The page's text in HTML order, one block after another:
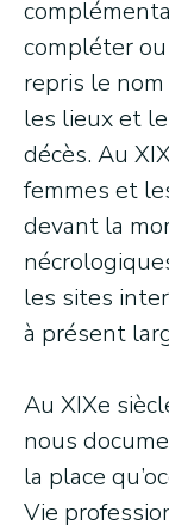
compléter
repris le
les lieux et
décès. Au
femmes et
devant la
les sites
à présent
Au XIXe
nous
la place
Vie